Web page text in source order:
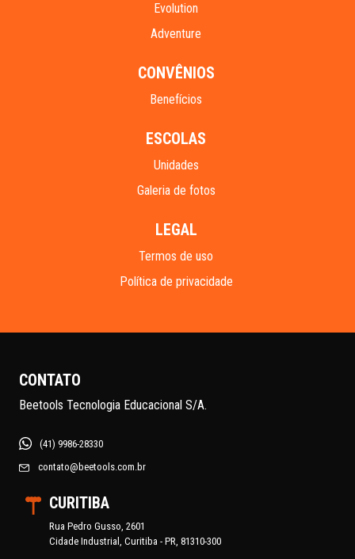
Evolution
Adventure
CONVÊNIOS
Benefícios
ESCOLAS
Unidades
Galeria de fotos
LEGAL
Termos de uso
Política de privacidade
CONTATO
Beetools Tecnologia Educacional S/A.
(41) 9986-28330
contato@beetools.com.br
CURITIBA
Rua Pedro Gusso, 2601
Cidade Industrial, Curitiba - PR, 81310-300